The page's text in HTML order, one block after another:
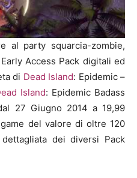
al party squarcia-zombie,
Access Pack digitali ed
di Dead Island: Epidemic –
Island: Epidemic Badass
27 Giugno 2014 a 19,99
del valore di oltre 120
dei diversi Pack